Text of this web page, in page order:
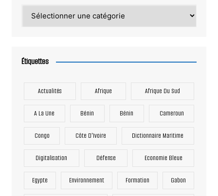
Étiquettes
Actualités Afrique Afrique Du Sud
A La Une Bénin Bénin Cameroun
Congo Côte D'Ivoire Dictionnaire Maritime
Digitalisation Défense Economie Bleue
Egypte Environnement Formation Gabon